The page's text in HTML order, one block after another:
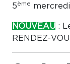
5ème
NOUVEAU :
RENDEZ-